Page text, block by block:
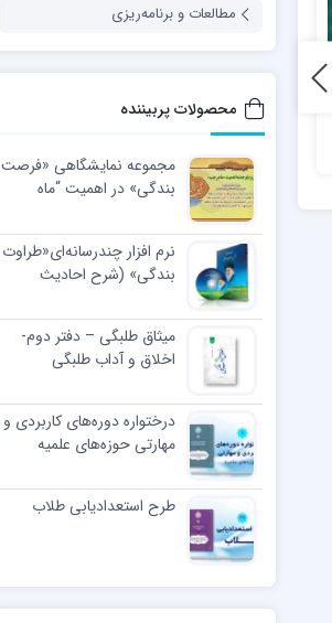
هفته نامه اخلاقی خلق کریم
– شماره 4؛ گناه
مطالعات و برنامه‌ریزی
محصولات پربیننده
مجموعه نمایشگاهی «فرصت
بندگی» در اهمیت “ماه
نرم افزار چندرسانه‌ای«طراوت
بندگی» (شرح احادیث
اسلامی)
میثاق طلبگی – دفتر دوم-
اخلاق و آداب طلبگی
درختواره دوره‌های کاربردی و
مهارتی حوزه‌های علمیه
طرح استعدادیابی طلاب